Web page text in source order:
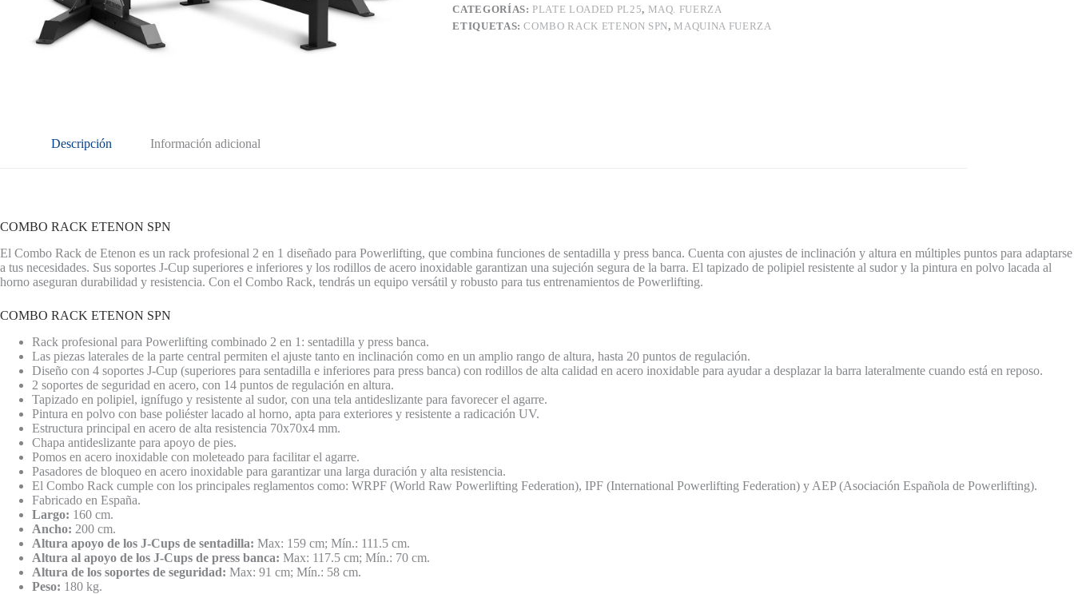
CATEGORÍAS: PLATE LOADED PL25, MAQ. FUERZA
ETIQUETAS:COMBO RACK ETENON SPN, MAQUINA FUERZA
Descripción Información adicional
COMBO RACK ETENON SPN
El Combo Rack de Etenon es un rack profesional 2 en 1 diseñado para Powerlifting, que combina funciones de sentadilla y press banca. Cuenta con ajustes de inclinación y altura en múltiples puntos para adaptarse
a tus necesidades. Sus soportes J-Cup superiores e inferiores y los rodillos de acero inoxidable garantizan una sujeción segura de la barra. El tapizado de polipiel resistente al sudor y la pintura en polvo lacada al
horno aseguran durabilidad y resistencia. Con el Combo Rack, tendrás un equipo versátil y robusto para tus entrenamientos de Powerlifting.
COMBO RACK ETENON SPN
Rack profesional para Powerlifting combinado 2 en 1: sentadilla y press banca.
Las piezas laterales de la parte central permiten el ajuste tanto en inclinación como en un amplio rango de altura, hasta 20 puntos de regulación.
Diseño con 4 soportes J-Cup (superiores para sentadilla e inferiores para press banca) con rodillos de alta calidad en acero inoxidable para ayudar a desplazar la barra lateralmente cuando está en reposo.
2 soportes de seguridad en acero, con 14 puntos de regulación en altura.
Tapizado en polipiel, ignífugo y resistente al sudor, con una tela antideslizante para favorecer el agarre.
Pintura en polvo con base poliéster lacado al horno, apta para exteriores y resistente a radicación UV.
Estructura principal en acero de alta resistencia 70x70x4 mm.
Chapa antideslizante para apoyo de pies.
Pomos en acero inoxidable con moleteado para facilitar el agarre.
Pasadores de bloqueo en acero inoxidable para garantizar una larga duración y alta resistencia.
El Combo Rack cumple con los principales reglamentos como: WRPF (World Raw Powerlifting Federation), IPF (International Powerlifting Federation) y AEP (Asociación Española de Powerlifting).
Fabricado en España.
Largo: 160 cm.
Ancho: 200 cm.
Altura apoyo de los J-Cups de sentadilla: Max: 159 cm; Mín.: 111.5 cm.
Altura al apoyo de los J-Cups de press banca: Max: 117.5 cm; Mín.: 70 cm.
Altura de los soportes de seguridad: Max: 91 cm; Mín.: 58 cm.
Peso: 180 kg.